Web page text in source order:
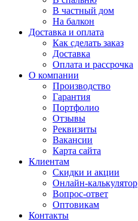
В частный дом
На балкон
Доставка и оплата
Как сделать заказ
Доставка
Оплата и рассрочка
О компании
Производство
Гарантия
Портфолио
Отзывы
Реквизиты
Вакансии
Карта сайта
Клиентам
Скидки и акции
Онлайн-калькулятор
Вопрос-ответ
Оптовикам
Контакты